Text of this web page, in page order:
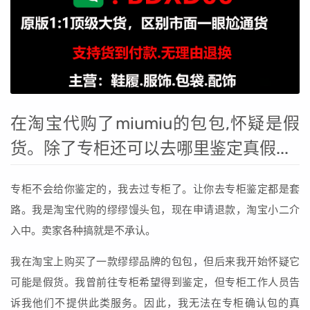
在淘宝代购了miumiu的包包,怀疑是假
货。除了专柜还可以去哪里鉴定真假...
专柜不会给你鉴定的，我去过专柜了。让你去专柜鉴定都是套
路。我是淘宝代购的缪缪馒头包，现在申请退款，淘宝小二介
入中。卖家各种搞就是不承认。
我在淘宝上购买了一款缪缪品牌的包包，但后来我开始怀疑它
可能是假货。我曾前往专柜希望得到鉴定，但专柜工作人员告
诉我他们不提供此类服务。因此，我无法在专柜确认包的真